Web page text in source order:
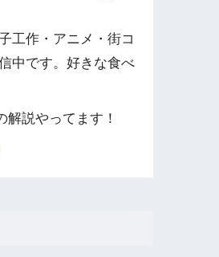
工作・アニメ・街コ
中です。好きな食べ
解説やってます！